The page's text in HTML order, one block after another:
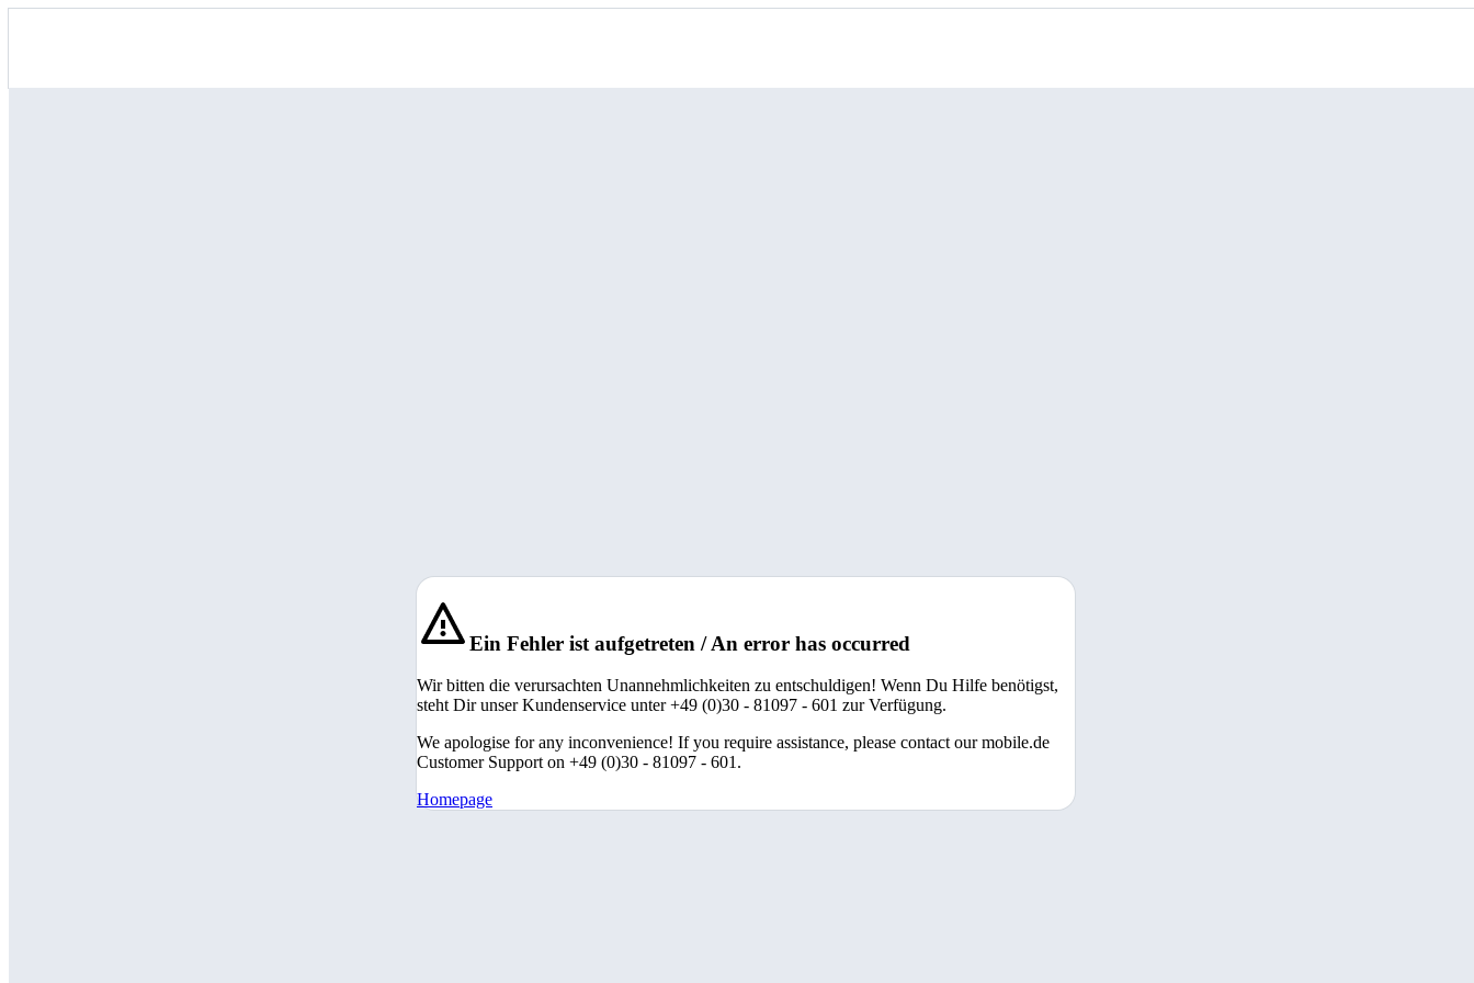
Ein Fehler ist aufgetreten / An error has occurred
Wir bitten die verursachten Unannehmlichkeiten zu entschuldigen! Wenn Du Hilfe benötigst,
steht Dir unser Kundenservice unter +49 (0)30 - 81097 - 601 zur Verfügung.
We apologise for any inconvenience! If you require assistance, please contact our mobile.de
Customer Support on +49 (0)30 - 81097 - 601.
Homepage